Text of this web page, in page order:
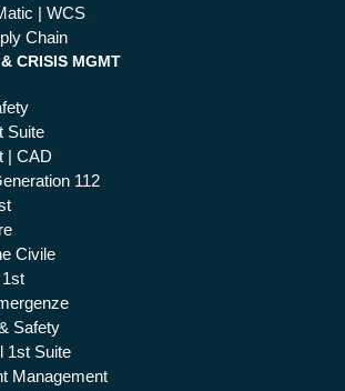
| WCS
Chain
CRISIS MGMT
Suite
| CAD
112
Civile
Safety
1st Suite
Management